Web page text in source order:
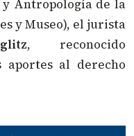
Antropología de la
y Museo), el jurista
, reconocido
aportes al derecho